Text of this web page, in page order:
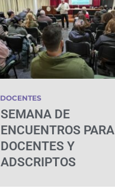
DOCENTES
SEMANA DE
ENCUENTROS PARA
DOCENTES Y
ADSCRIPTOS